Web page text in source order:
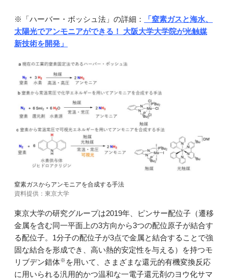
※「ハーバー・ボッシュ法」の詳細：
「窒素ガスと海水、
太陽光でアンモニアができる！ 大阪大学大学院が光触媒
新技術を開発」
窒素ガスからアンモニアを合成する手法
資料提供：東京大学
東京大学の研究グループは2019年、ピンサー配位子（遷移
金属を含む同一平面上の3方向から3つの配位原子が結合す
る配位子。1分子の配位子が3点で金属と結合することで強
固な結合を形成でき、高い熱的安定性を与える）を持つモ
リブデン錯体※ を用いて、さまざまな還元的有機変換反応
に用いられる汎用的かつ温和な一電子還元剤のヨウ化サマ